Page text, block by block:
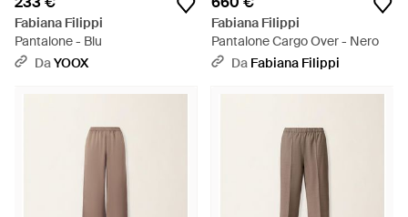
Fabiana Filippi
Pantalone - Blu
DaYOOX
Fabiana Filippi
Pantalone Cargo Over - Nero
Da Fabiana Filippi